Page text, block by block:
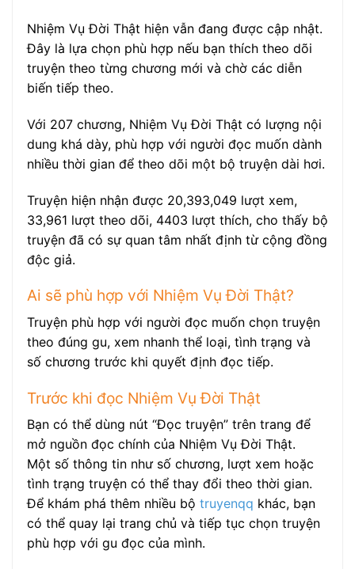
Nhiệm Vụ Đời Thật hiện vẫn đang được cập nhật.
Đây là lựa chọn phù hợp nếu bạn thích theo dõi
truyện theo từng chương mới và chờ các diễn
biến tiếp theo.
Với 207 chương, Nhiệm Vụ Đời Thật có lượng nội
dung khá dày, phù hợp với người đọc muốn dành
nhiều thời gian để theo dõi một bộ truyện dài hơi.
Truyện hiện nhận được 20,393,049 lượt xem,
33,961 lượt theo dõi, 4403 lượt thích, cho thấy bộ
truyện đã có sự quan tâm nhất định từ cộng đồng
độc giả.
Ai sẽ phù hợp với Nhiệm Vụ Đời Thật?
Truyện phù hợp với người đọc muốn chọn truyện
theo đúng gu, xem nhanh thể loại, tình trạng và
số chương trước khi quyết định đọc tiếp.
Trước khi đọc Nhiệm Vụ Đời Thật
Bạn có thể dùng nút “Đọc truyện” trên trang để
mở nguồn đọc chính của Nhiệm Vụ Đời Thật.
Một số thông tin như số chương, lượt xem hoặc
tình trạng truyện có thể thay đổi theo thời gian.
Để khám phá thêm nhiều bộ truyenqq khác, bạn
có thể quay lại trang chủ và tiếp tục chọn truyện
phù hợp với gu đọc của mình.